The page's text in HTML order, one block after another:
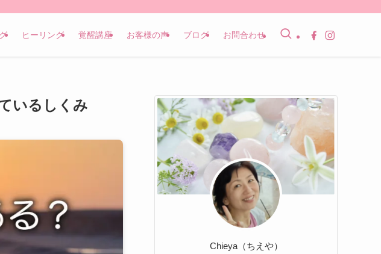
ヒーリング 覚醒講座 お客様の声 ブログ お問合わせ
いるしくみ
Chieya（ちえや）